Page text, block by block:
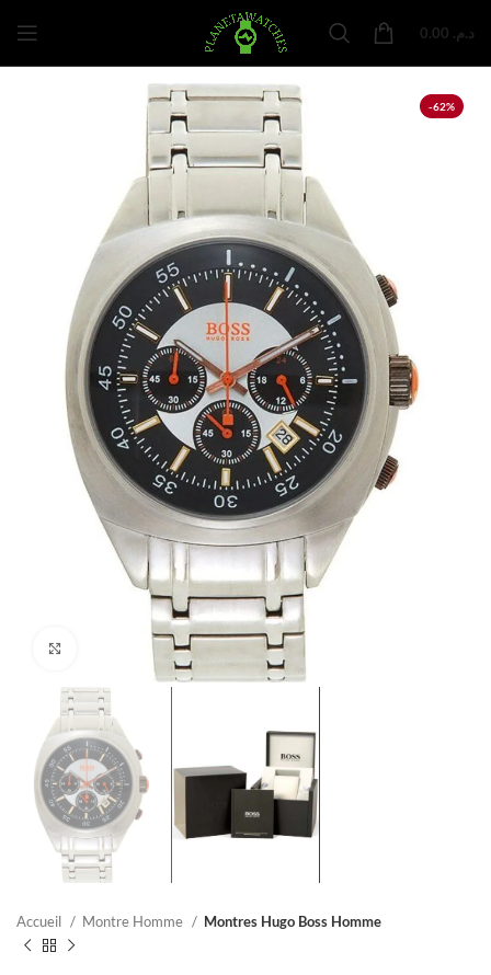
د.م.
-62%
Click to enlarge
Accueil Montre Homme Montres Hugo Boss Homme